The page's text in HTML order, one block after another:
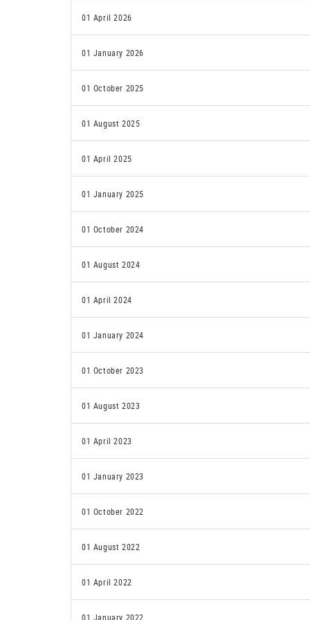
01 April 2026
01 January 2026
01 October 2025
01 August 2025
01 April 2025
01 January 2025
01 October 2024
01 August 2024
01 April 2024
01 January 2024
01 October 2023
01 August 2023
01 April 2023
01 January 2023
01 October 2022
01 August 2022
01 April 2022
01 January 2022